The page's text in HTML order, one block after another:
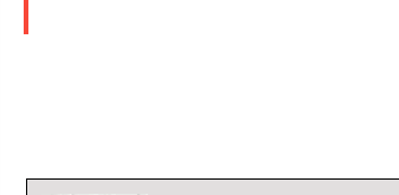
eventos com público estimado igual ou superior a 5 mil